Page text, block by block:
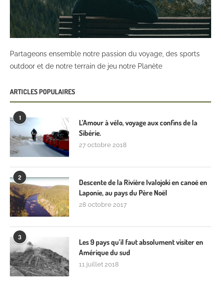
Partageons ensemble notre passion du voyage, des sports
outdoor et de notre terrain de jeu notre Planète
ARTICLES POPULAIRES
1
L’Amour à vélo, voyage aux confins de la
Sibérie.
27 octobre 2018
2
Descente de la Rivière Ivalojoki en canoë en
Laponie, au pays du Père Noël
28 octobre 2017
3
Les 9 pays qu’il faut absolument visiter en
Amérique du sud
11 juillet 2018